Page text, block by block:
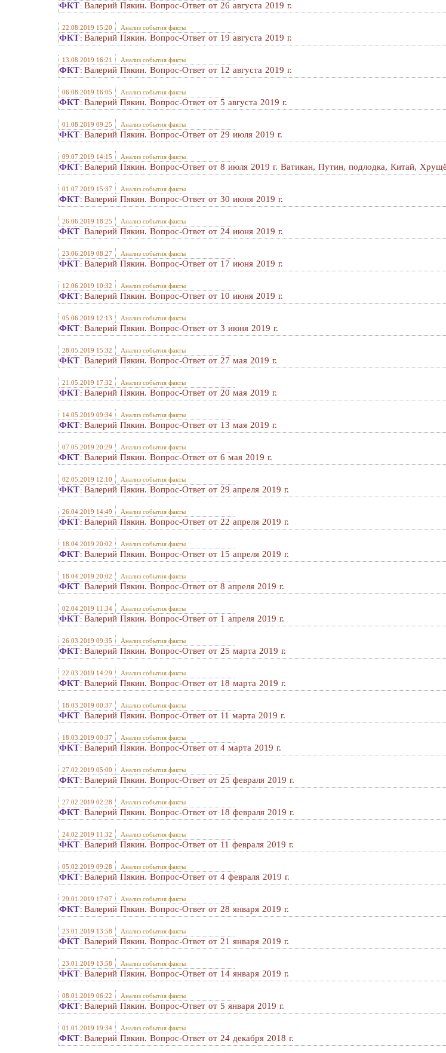
ФКТ: Валерий Пякин. Вопрос-Ответ от 26 августа 2019 г.
22.08.2019 15:20 Анализ события факты
ФКТ: Валерий Пякин. Вопрос-Ответ от 19 августа 2019 г.
13.08.2019 16:21 Анализ события факты
ФКТ: Валерий Пякин. Вопрос-Ответ от 12 августа 2019 г.
06.08.2019 16:05 Анализ события факты
ФКТ: Валерий Пякин. Вопрос-Ответ от 5 августа 2019 г.
01.08.2019 09:25 Анализ события факты
ФКТ: Валерий Пякин. Вопрос-Ответ от 29 июля 2019 г.
09.07.2019 14:15 Анализ события факты
ФКТ: Валерий Пякин. Вопрос-Ответ от 8 июля 2019 г. Ватикан, Путин, подлодка, Китай,
01.07.2019 15:37 Анализ события факты
ФКТ: Валерий Пякин. Вопрос-Ответ от 30 июня 2019 г.
26.06.2019 18:25 Анализ события факты
ФКТ: Валерий Пякин. Вопрос-Ответ от 24 июня 2019 г.
23.06.2019 08:27 Анализ события факты
ФКТ: Валерий Пякин. Вопрос-Ответ от 17 июня 2019 г.
12.06.2019 10:32 Анализ события факты
ФКТ: Валерий Пякин. Вопрос-Ответ от 10 июня 2019 г.
05.06.2019 12:13 Анализ события факты
ФКТ: Валерий Пякин. Вопрос-Ответ от 3 июня 2019 г.
28.05.2019 15:32 Анализ события факты
ФКТ: Валерий Пякин. Вопрос-Ответ от 27 мая 2019 г.
21.05.2019 17:32 Анализ события факты
ФКТ: Валерий Пякин. Вопрос-Ответ от 20 мая 2019 г.
14.05.2019 09:34 Анализ события факты
ФКТ: Валерий Пякин. Вопрос-Ответ от 13 мая 2019 г.
07.05.2019 20:29 Анализ события факты
ФКТ: Валерий Пякин. Вопрос-Ответ от 6 мая 2019 г.
02.05.2019 12:10 Анализ события факты
ФКТ: Валерий Пякин. Вопрос-Ответ от 29 апреля 2019 г.
26.04.2019 14:49 Анализ события факты
ФКТ: Валерий Пякин. Вопрос-Ответ от 22 апреля 2019 г.
18.04.2019 20:02 Анализ события факты
ФКТ: Валерий Пякин. Вопрос-Ответ от 15 апреля 2019 г.
18.04.2019 20:02 Анализ события факты
ФКТ: Валерий Пякин. Вопрос-Ответ от 8 апреля 2019 г.
02.04.2019 11:34 Анализ события факты
ФКТ: Валерий Пякин. Вопрос-Ответ от 1 апреля 2019 г.
26.03.2019 09:35 Анализ события факты
ФКТ: Валерий Пякин. Вопрос-Ответ от 25 марта 2019 г.
22.03.2019 14:29 Анализ события факты
ФКТ: Валерий Пякин. Вопрос-Ответ от 18 марта 2019 г.
18.03.2019 00:37 Анализ события факты
ФКТ: Валерий Пякин. Вопрос-Ответ от 11 марта 2019 г.
18.03.2019 00:37 Анализ события факты
ФКТ: Валерий Пякин. Вопрос-Ответ от 4 марта 2019 г.
27.02.2019 05:00 Анализ события факты
ФКТ: Валерий Пякин. Вопрос-Ответ от 25 февраля 2019 г.
27.02.2019 02:28 Анализ события факты
ФКТ: Валерий Пякин. Вопрос-Ответ от 18 февраля 2019 г.
24.02.2019 11:32 Анализ события факты
ФКТ: Валерий Пякин. Вопрос-Ответ от 11 февраля 2019 г.
05.02.2019 09:28 Анализ события факты
ФКТ: Валерий Пякин. Вопрос-Ответ от 4 февраля 2019 г.
29.01.2019 17:07 Анализ события факты
ФКТ: Валерий Пякин. Вопрос-Ответ от 28 января 2019 г.
23.01.2019 13:58 Анализ события факты
ФКТ: Валерий Пякин. Вопрос-Ответ от 21 января 2019 г.
23.01.2019 13:58 Анализ события факты
ФКТ: Валерий Пякин. Вопрос-Ответ от 14 января 2019 г.
08.01.2019 06:22 Анализ события факты
ФКТ: Валерий Пякин. Вопрос-Ответ от 5 января 2019 г.
01.01.2019 19:34 Анализ события факты
ФКТ: Валерий Пякин. Вопрос-Ответ от 24 декабря 2018 г.